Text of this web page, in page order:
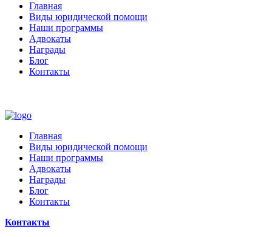
Главная
Виды юридической помощи
Наши программы
Адвокаты
Награды
Блог
Контакты
Главная
Виды юридической помощи
Наши программы
Адвокаты
Награды
Блог
Контакты
Контакты